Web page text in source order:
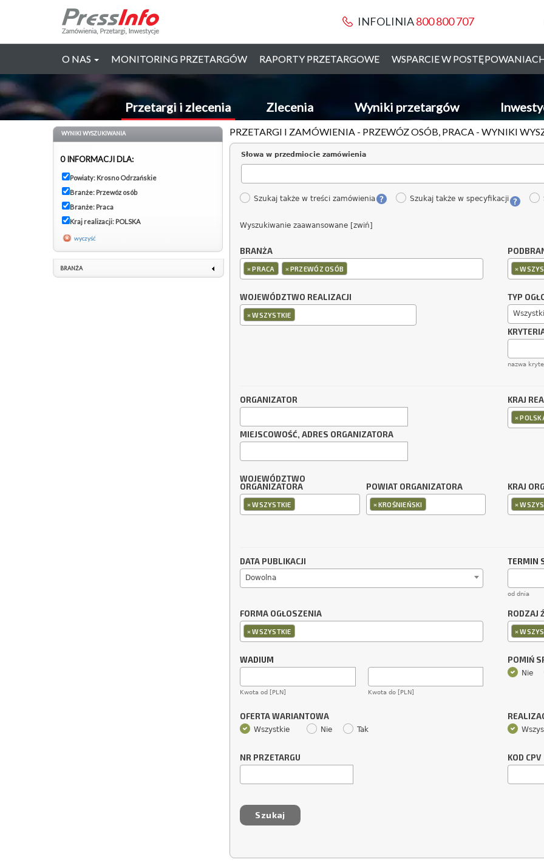
INFOLINIA800 800 707
O NAS MONITORING PRZETARGÓW RAPORTY PRZETARGOWE WSPARCIE W
Przetargi i zlecenia Zlecenia Wyniki przetargów
PRZETARGI I ZAMÓWIENIA - PRZEWÓZ OSÓB, PRACA - WYNIKI
Słowa w przedmiocie zamówienia
Szukaj także w treści zamówienia Szukaj także w specyfikacji
Wyszukiwanie zaawansowane [zwiń]
BRANŻA
×PRACA ×PRZEWÓZ OSÓB ×
WOJEWÓDZTWO REALIZACJI
×WSZYSTKIE
TYP
nazwa
ORGANIZATOR
MIEJSCOWOŚĆ, ADRES ORGANIZATORA
KRAJ
×
WOJEWÓDZTWO
ORGANIZATORA
×WSZYSTKIE
POWIAT ORGANIZATORA
×KROŚNIEŃSKI
KRAJ
×
DATA PUBLIKACJI
Dowolna
TERMIN
od dnia
FORMA OGŁOSZENIA
×WSZYSTKIE
RODZAJ
×
WADIUM
Kwota od [PLN] Kwota do [PLN]
POMIŃ
Nie
OFERTA WARIANTOWA
Wszystkie Nie Tak
NR PRZETARGU KOD CPV
WYNIKI WYSZUKIWANIA
0 INFORMACJI DLA:
Powiaty: Krosno Odrzańskie
Branże: Przewóz osób
Branże: Praca
Kraj realizacji: POLSKA
wyczyść
BRANŻA